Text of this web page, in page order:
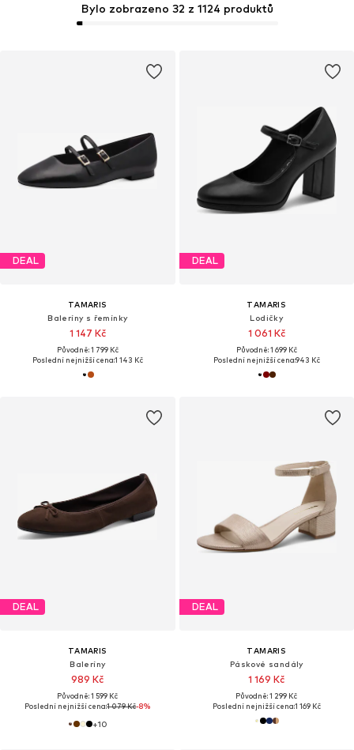
DEAL
TAMARIS
Baleríny s řemínky
1 147 Kč
Původně: 1 799 Kč
Poslední nejnižší cena:1 143 Kč
Bylo zobrazeno 32 z 1124 produktů
DEAL
TAMARIS
Lodičky
1 061 Kč
Původně: 1 699 Kč
Poslední nejnižší cena:943 Kč
DEAL
TAMARIS
Baleríny
989 Kč
Původně: 1 599 Kč
Poslední nejnižší cena:1 079 Kč-8%
+10
DEAL
TAMARIS
Páskové sandály
1 169 Kč
Původně: 1 299 Kč
Poslední nejnižší cena:1 169 Kč